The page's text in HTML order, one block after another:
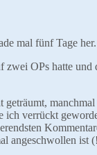
mal fünf Tage her.
OPs hatte
verrückt
angeschwollen ist